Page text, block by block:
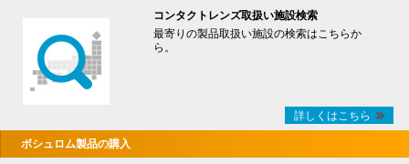
コンタクトレンズ取扱い施設検索
最寄りの製品取扱い施設の検索はこちらか
ら。
詳しくはこちら
ボシュロム製品の購入